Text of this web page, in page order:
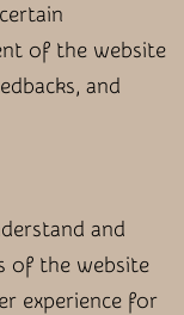
of the website
and
and
of the website
experience for